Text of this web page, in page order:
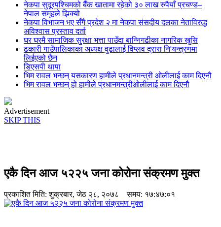
नेकपा सुदूरपश्चिमको बैँक खातामा रहेको ३० लाख रुपैयाँ प्रचण्ड–
नेपाल समूहले झिक्य‍ो
नेकपा विभाजन भए सँगै प्रदेश २ मा नेकपा संसदीय दलका नेताविरुद्ध
अविश्वास प्रस्ताव दर्ता
घर घरमै सामाजिक सुुरक्षा भत्ता पाउँदा बान्निगढीका नागरिक खुसि
ढकारी गाउँपालिकाका अध्यक्ष वुढालाई विप्लव द्रारा नि'यन्त्रणमा
लिईएको छैन
डिएसपी थापा
भिम रावल भन्छन् यसकारण हामीले प्रधानमन्त्री ओलीलाई काम दिएनौ
भिम रावल भन्छन् हो हामीले प्रधानमन्त्रीओलीलाई काम दिएनौ
Advertisement
SKIP THIS
एकै दिन आज ५२२५ जना कोरोना संक्रमण मुक्त
प्रकाशित मिति:शुक्रबार, जेठ २८, २०७८ समय: १७:४७:०१